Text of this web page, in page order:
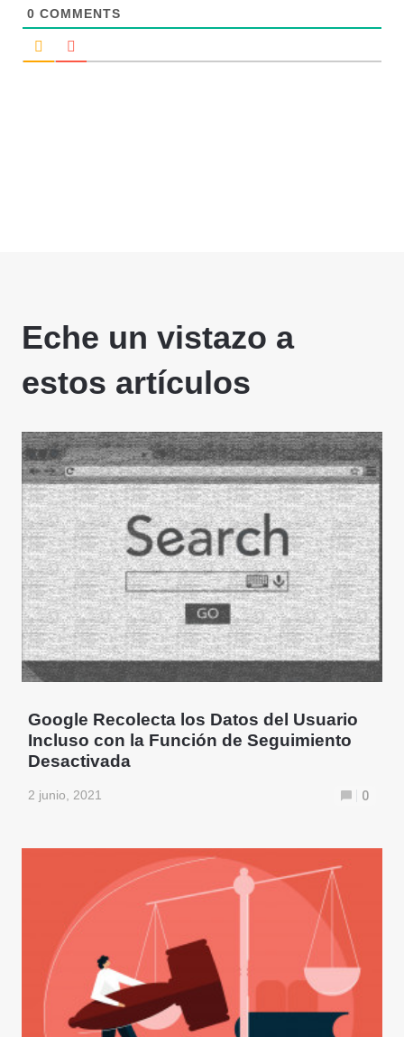
0 COMMENTS
Eche un vistazo a
estos artículos
Google Recolecta los Datos del Usuario
Incluso con la Función de Seguimiento
Desactivada
2 junio, 2021 0